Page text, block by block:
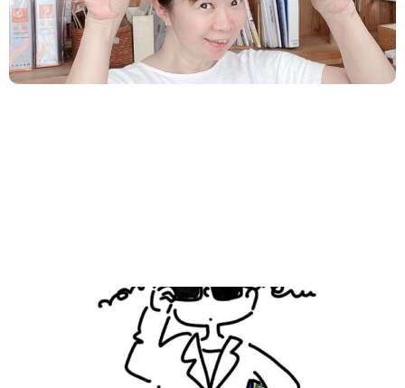
止めてませんか？ 何かの結果を出そうとす...
/ダイエット,新着情報
今年のBBQは太れません！
点けます 焼きます 配ります BBQ奉行で 夏や